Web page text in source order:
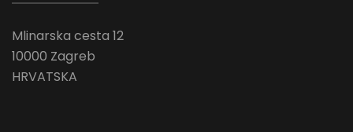
Mlinarska cesta 12
10000 Zagreb
HRVATSKA